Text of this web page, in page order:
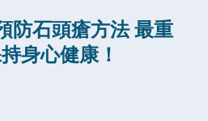
防石頭瘡方法 最重
身心健康！